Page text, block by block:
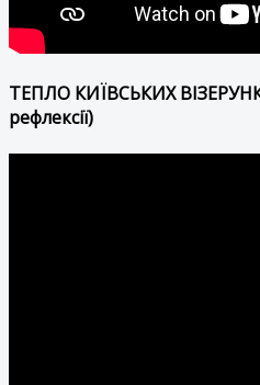
ТЕПЛО КИЇВСЬКИХ
рефлексії)